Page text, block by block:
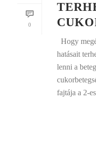
0
Hogy
hatásait
lenni a
fajtája a 2-